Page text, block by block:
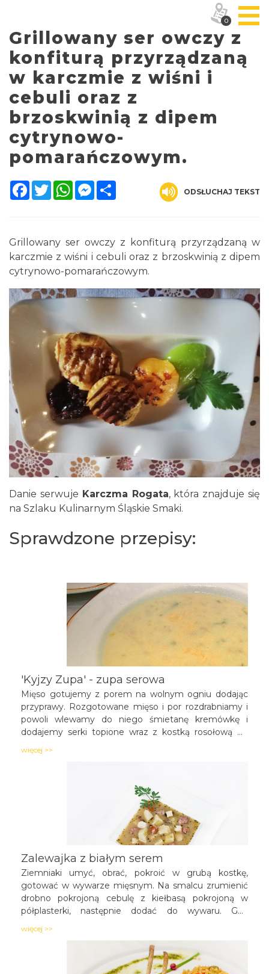
Grillowany ser owczy z
konfiturą przyrządzaną
w karczmie z wiśni i
cebuli oraz z
brzoskwinią z dipem
cytrynowo-
pomarańczowym.
Facebook
TwitterWhatsAppMessenger
ODSŁUCHAJ TEKST
Grillowany ser owczy z konfiturą przyrządzaną w
karczmie z wiśni i cebuli oraz z brzoskwinią z dipem
cytrynowo-pomarańczowym.
Danie serwuje Karczma Rogata, która znajduje się
na Szlaku Kulinarnym Śląskie Smaki.
Sprawdzone przepisy:
'Kyjzy Zupa' - zupa serowa
Mięso gotujemy z porem na wolnym ogniu dodając
przyprawy. Rozgotowane mięso i por rozdrabniamy i
powoli wlewamy do niego śmietanę kremówkę i
dodajemy serki topione wraz z kostką rosołową do
Można ją podać z grzankami lub groszkiem
więcej >>
Zalewajka z białym serem
Ziemniaki umyć, obrać, pokroić w grubą kostkę,
gotować w wywarze mięsnym. Na smalcu zrumienić
drobno pokrojoną cebulę z kiełbasą pokrojoną w
półplasterki, następnie dodać do wywaru. Gdy
doprawić do smaku przyprawami i wcisnąć czosnek.
Przed podaniem dodać biały ser pokrojony w kostkę.
więcej >>
0